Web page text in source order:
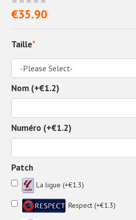
€35.90
Taille*
Nom (+€1.2)
Numéro (+€1.2)
Patch
La ligue (+€1.3)
Respect (+€1.3)